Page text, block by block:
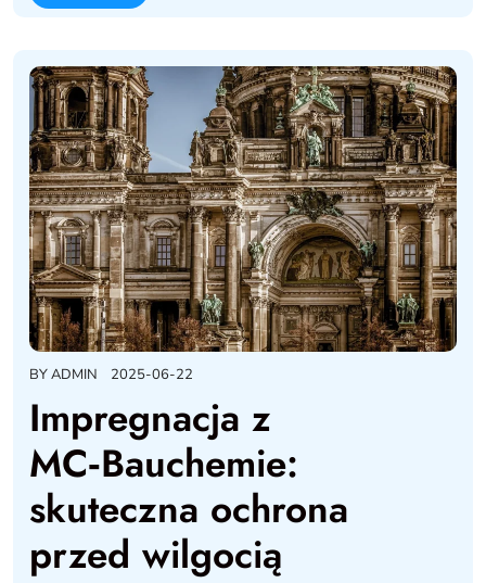
BYADMIN 2025-06-22
Impregnacja z
MC‑Bauchemie:
skuteczna ochrona
przed wilgocią